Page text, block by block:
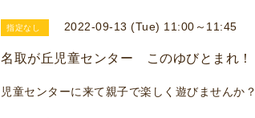
指定なし 2022-09-13 (Tue) 11:00～11:45
名取が丘児童センター このゆびとまれ！
児童センターに来て親子で楽しく遊びませんか？